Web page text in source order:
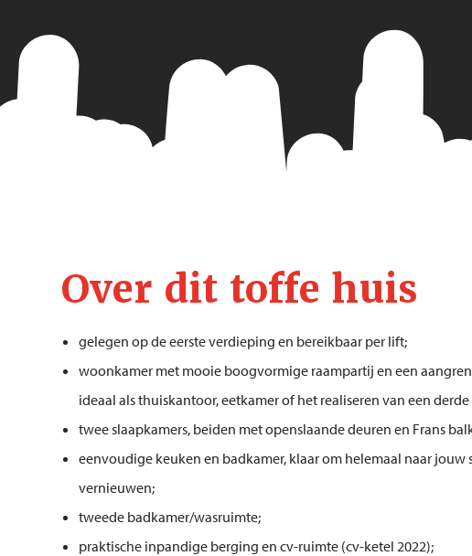
Over dit toffe huis
gelegen op de eerste verdieping en bereikbaar per lift;
woonkamer met mooie boogvormige raampartij en een
ideaal als thuiskantoor, eetkamer of het realiseren van een
twee slaapkamers, beiden met openslaande deuren en Frans
eenvoudige keuken en badkamer, klaar om helemaal naar jouw
vernieuwen;
tweede badkamer/wasruimte;
praktische inpandige berging en cv-ruimte (cv-ketel 2022);